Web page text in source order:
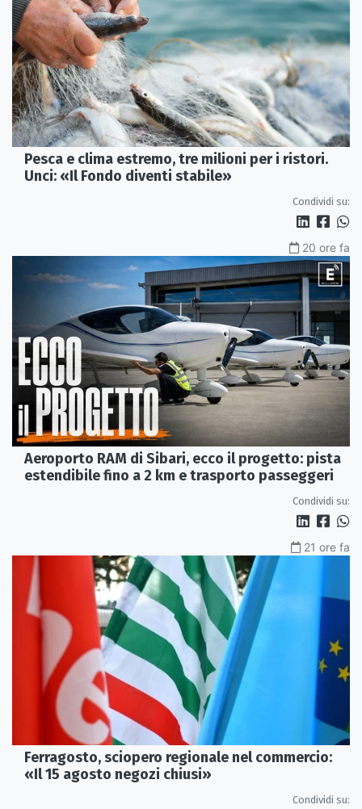
Pesca e clima estremo, tre milioni per i ristori.
Unci: «Il Fondo diventi stabile»
Condividi su:
20 ore fa
Aeroporto RAM di Sibari, ecco il progetto: pista
estendibile fino a 2 km e trasporto passeggeri
Condividi su:
21 ore fa
Ferragosto, sciopero regionale nel commercio:
«Il 15 agosto negozi chiusi»
Condividi su: